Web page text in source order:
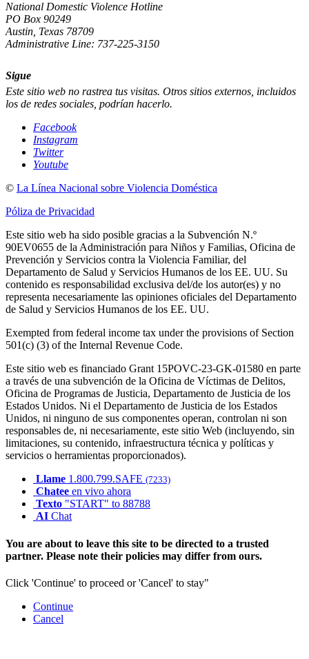
National Domestic Violence Hotline
PO Box 90249
Austin, Texas 78709
Administrative Line: 737-225-3150
Sigue
Este sitio web no rastrea tus visitas. Otros sitios externos, incluidos
los de redes sociales, podrían hacerlo.
Facebook
Instagram
Twitter
Youtube
© La Línea Nacional sobre Violencia Doméstica
Póliza de Privacidad
Este sitio web ha sido posible gracias a la Subvención N.º
90EV0655 de la Administración para Niños y Familias, Oficina de
Prevención y Servicios contra la Violencia Familiar, del
Departamento de Salud y Servicios Humanos de los EE. UU. Su
contenido es responsabilidad exclusiva del/de los autor(es) y no
representa necesariamente las opiniones oficiales del Departamento
de Salud y Servicios Humanos de los EE. UU.
Exempted from federal income tax under the provisions of Section
501(c) (3) of the Internal Revenue Code.
Este sitio web es financiado Grant 15POVC-23-GK-01580 en parte
a través de una subvención de la Oficina de Víctimas de Delitos,
Oficina de Programas de Justicia, Departamento de Justicia de los
Estados Unidos. Ni el Departamento de Justicia de los Estados
Unidos, ni ninguno de sus componentes operan, controlan ni son
responsables de, ni necesariamente, este sitio Web (incluyendo, sin
limitaciones, su contenido, infraestructura técnica y políticas y
servicios o herramientas proporcionados).
Llame 1.800.799.SAFE (7233)
Chatee en vivo ahora
Texto "START" to 88788
AI Chat
You are about to leave this site to be directed to a trusted
partner. Please note their policies may differ from ours.
Click 'Continue' to proceed or 'Cancel' to stay"
Continue
Cancel